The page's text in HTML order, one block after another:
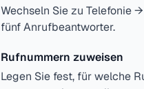
Wechseln Sie zu Telefonie
fünf Anrufbeantworter.
Rufnummern zuweisen
Legen Sie fest, für welche